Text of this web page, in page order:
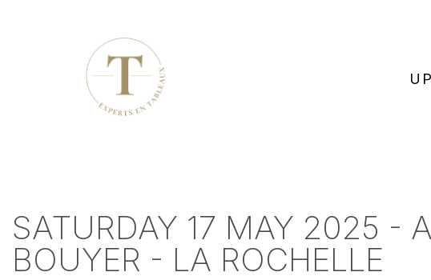
SATURDAY 17 MAY 2025 -
BOUYER - LA ROCHELLE